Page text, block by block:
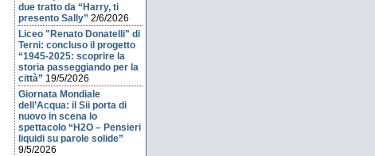
due tratto da “Harry, ti
presento Sally” 2/6/2026
Liceo "Renato Donatelli" di
Terni: concluso il progetto
“1945-2025: scoprire la
storia passeggiando per la
città” 19/5/2026
Giornata Mondiale
dell’Acqua: il Sii porta di
nuovo in scena lo
spettacolo “H2O – Pensieri
liquidi su parole solide”
9/5/2026